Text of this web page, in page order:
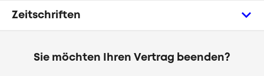
Zeitschriften
Sie möchten Ihren Vertrag beenden?